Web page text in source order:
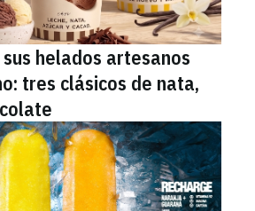
helados artesanos
tres clásicos de nata,